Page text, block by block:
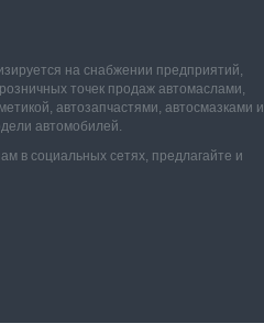
на снабжении предприятий,
точек продаж автомаслами,
автозапчастями, автосмазками и
автомобилей.
в социальных сетях, предлагайте и